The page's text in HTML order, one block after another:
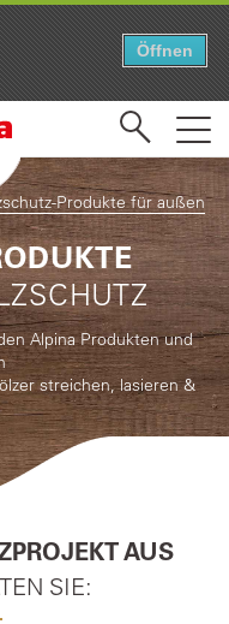
Produkte für außen
Alpina Produkten und
streichen, lasieren &
AUS
SIE:
Öffnen